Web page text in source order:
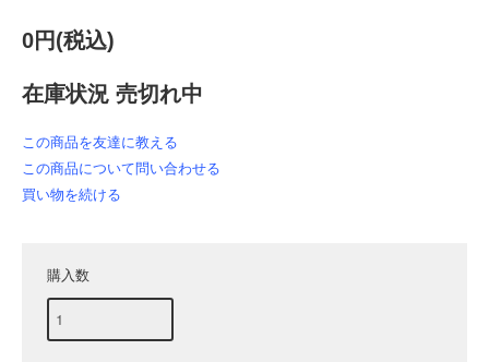
0円(税込)
在庫状況 売切れ中
この商品を友達に教える
この商品について問い合わせる
買い物を続ける
購入数